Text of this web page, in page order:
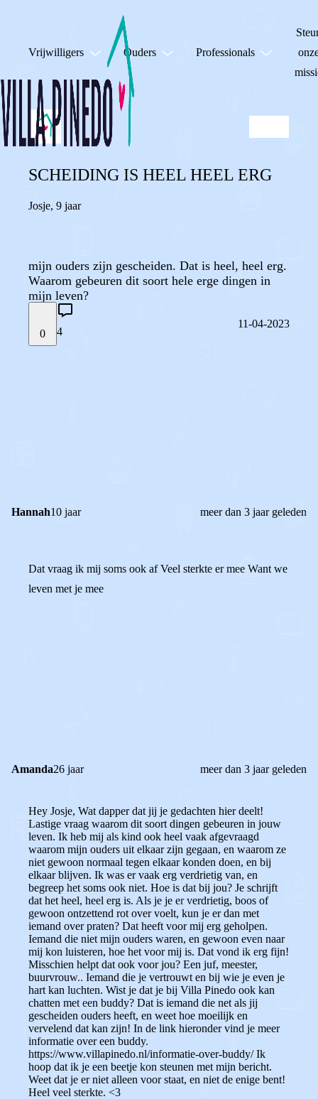
Vrijwilligers Ouders Professionals
SCHEIDING IS HEEL HEEL ERG
Josje, 9 jaar
mijn ouders zijn gescheiden. Dat is heel, heel erg.
Waarom gebeuren dit soort hele erge dingen in
mijn leven?
0 4
11-04-2023
Hannah10 jaar meer dan 3 jaar geleden
Dat vraag ik mij soms ook af Veel sterkte er mee Want we
leven met je mee
Amanda26 jaar meer dan 3 jaar geleden
Hey Josje, Wat dapper dat jij je gedachten hier deelt!
Lastige vraag waarom dit soort dingen gebeuren in jouw
leven. Ik heb mij als kind ook heel vaak afgevraagd
waarom mijn ouders uit elkaar zijn gegaan, en waarom ze
niet gewoon normaal tegen elkaar konden doen, en bij
elkaar blijven. Ik was er vaak erg verdrietig van, en
begreep het soms ook niet. Hoe is dat bij jou? Je schrijft
dat het heel, heel erg is. Als je je er verdrietig, boos of
gewoon ontzettend rot over voelt, kun je er dan met
iemand over praten? Dat heeft voor mij erg geholpen.
Iemand die niet mijn ouders waren, en gewoon even naar
mij kon luisteren, hoe het voor mij is. Dat vond ik erg fijn!
Misschien helpt dat ook voor jou? Een juf, meester,
buurvrouw.. Iemand die je vertrouwt en bij wie je even je
hart kan luchten. Wist je dat je bij Villa Pinedo ook kan
chatten met een buddy? Dat is iemand die net als jij
gescheiden ouders heeft, en weet hoe moeilijk en
vervelend dat kan zijn! In de link hieronder vind je meer
informatie over een buddy.
https://www.villapinedo.nl/informatie-over-buddy/ Ik
hoop dat ik je een beetje kon steunen met mijn bericht.
Weet dat je er niet alleen voor staat, en niet de enige bent!
Heel veel sterkte. <3